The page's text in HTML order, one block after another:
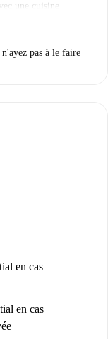
une cuisine
pas à le faire
en cas
en cas